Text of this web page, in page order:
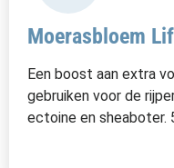
Moerasbloem
Een boost aan extra
gebruiken voor de
ectoine en sheaboter.